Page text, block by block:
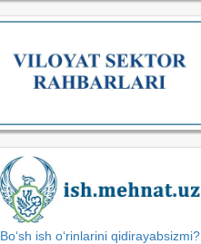
Bo‘sh ish o‘rinlarini qidirayabsizmi?